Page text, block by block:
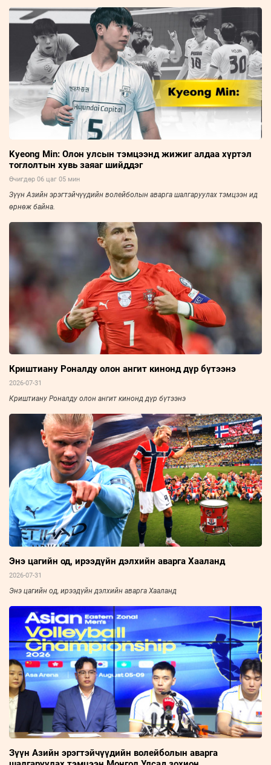
Kyeong Min: Олон улсын тэмцээнд жижиг алдаа хүртэл
тоглолтын хувь заяаг шийддэг
Өчигдөр 06 цаг 05 мин
Зүүн Азийн эрэгтэйчүүдийн волейболын аварга шалгаруулах тэмцээн ид
өрнөж байна.
Криштиану Роналду олон ангит кинонд дүр бүтээнэ
2026-07-31
Криштиану Роналду олон ангит кинонд дүр бүтээнэ
Энэ цагийн од, ирээдүйн дэлхийн аварга Хааланд
2026-07-31
Энэ цагийн од, ирээдүйн дэлхийн аварга Хааланд
Зүүн Азийн эрэгтэйчүүдийн волейболын аварга